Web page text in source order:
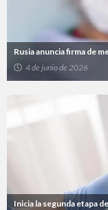
Rusia anuncia firma de
4 de junio de 2026
Inicia la segunda etapa